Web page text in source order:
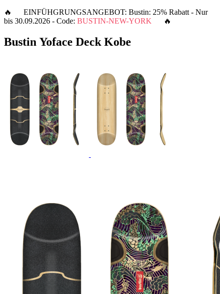
🔥 EINFÜHGRUNGSANGEBOT: Bustin: 25% Rabatt - Nur
bis 30.09.2026 - Code: BUSTIN-NEW-YORK 🔥
Bustin Yoface Deck Kobe